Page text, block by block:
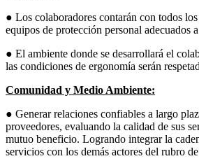
● Los colaboradores contarán con todos
equipos de protección personal adecuados
● El ambiente donde se desarrollará el
las condiciones de ergonomía serán
Comunidad y Medio Ambiente:
● Generar relaciones confiables a largo
proveedores, evaluando la calidad de sus
mutuo beneficio. Logrando integrar la
servicios con los demás actores del rubro